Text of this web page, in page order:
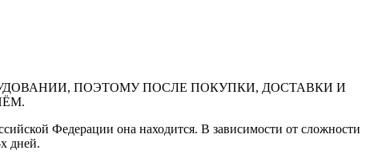
ПОЭТОМУ ПОСЛЕ ПОКУПКИ, ДОСТАВКИ И
Федерации она находится. В зависимости от сложности
дней.